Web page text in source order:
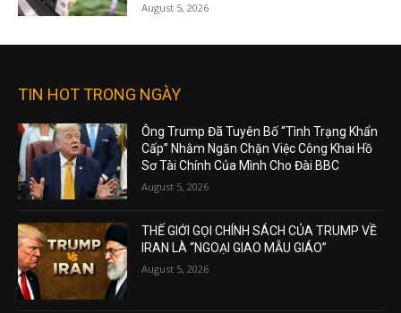
August 5, 2026
TIN HOT TRONG NGÀY
Ông Trump Đã Tuyên Bố “Tình Trạng Khẩn
Cấp” Nhằm Ngăn Chặn Việc Công Khai Hồ
Sơ Tài Chính Của Mình Cho Đài BBC
August 5, 2026
THẾ GIỚI GỌI CHÍNH SÁCH CỦA TRUMP VỀ
IRAN LÀ “NGOẠI GIAO MẪU GIÁO”
August 5, 2026